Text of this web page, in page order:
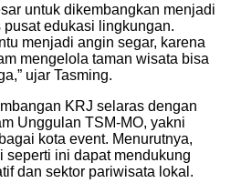
untuk dikembangkan menjadi
edukasi lingkungan.
menjadi angin segar, karena
mengelola taman wisata bisa
ujar Tasming.
KRJ selaras dengan
Unggulan TSM-MO, yakni
kota event. Menurutnya,
seperti ini dapat mendukung
dan sektor pariwisata lokal.